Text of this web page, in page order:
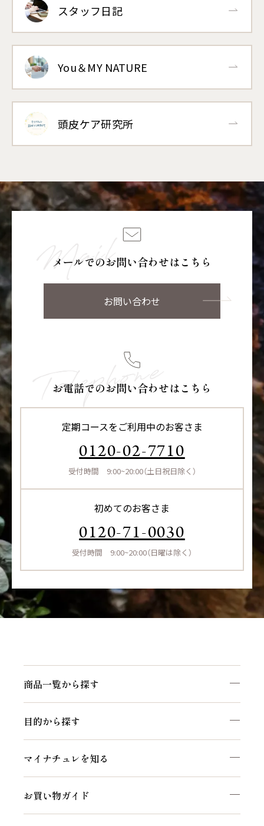
スタッフ日記
You＆MY NATURE
頭皮ケア研究所
メールでのお問い合わせはこちら
お問い合わせ
お電話でのお問い合わせはこちら
定期コースをご利用中のお客さま
0120-02-7710
受付時間 9:00~20:00（土日祝日除く）
初めてのお客さま
0120-71-0030
受付時間 9:00~20:00（日曜は除く）
商品一覧から探す
目的から探す
マイナチュレを知る
お買い物ガイド